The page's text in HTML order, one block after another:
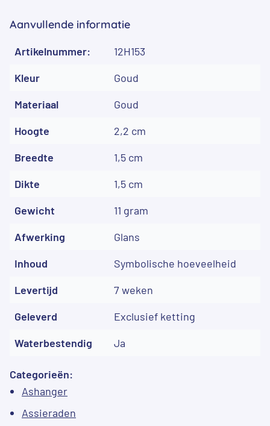
Aanvullende informatie
Artikelnummer:
12H153
Kleur
Goud
Materiaal
Goud
Hoogte
2,2 cm
Breedte
1,5 cm
Dikte
1,5 cm
Gewicht
11 gram
Afwerking
Glans
Inhoud
Symbolische hoeveelheid
Levertijd
7 weken
Geleverd
Exclusief ketting
Waterbestendig
Ja
Categorieën:
Ashanger
Assieraden